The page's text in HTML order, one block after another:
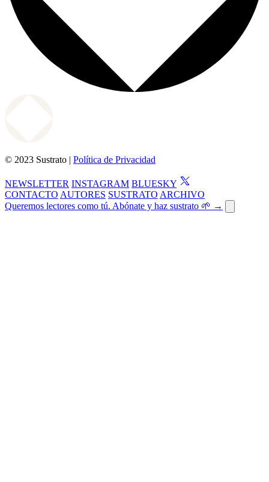
© 2023 Sustrato | Política de Privacidad
NEWSLETTER INSTAGRAM BLUESKY
CONTACTO AUTORES SUSTRATO ARCHIVO
Queremos lectores como tú. Abónate y haz sustrato 🌱 →